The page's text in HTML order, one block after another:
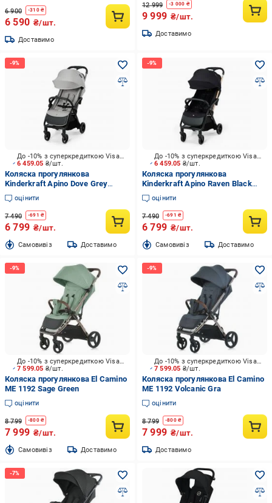
6 900 -310₴
6 590 ₴/шт.
Доставимо
12 999 -3 000 ₴
9 999 ₴/шт.
Доставимо
6 459.05 ₴/шт.
До -10% з суперкредиткою Visa Вигода
Коляска прогулянкова
Kinderkraft Apino Dove Grey
KSAPIN00GRY0000
оцінити
7 490 -691 ₴
6 799 ₴/шт.
Cамовивіз Доставимо
6 459.05 ₴/шт.
До -10% з суперкредиткою Visa Вигода
Коляска прогулянкова
Kinderkraft Apino Raven Black
KSAPIN00BLK0000
оцінити
7 490 -691 ₴
6 799 ₴/шт.
Cамовивіз Доставимо
7 599.05 ₴/шт.
До -10% з суперкредиткою Visa Вигода
Коляска прогулянкова El Camino
ME 1192 Sage Green
оцінити
8 799 -800₴
7 999 ₴/шт.
Cамовивіз Доставимо
7 599.05 ₴/шт.
До -10% з суперкредиткою Visa Вигода
Коляска прогулянкова El Camino
ME 1192 Volcanic Gra
оцінити
8 799 -800₴
7 999 ₴/шт.
Доставимо